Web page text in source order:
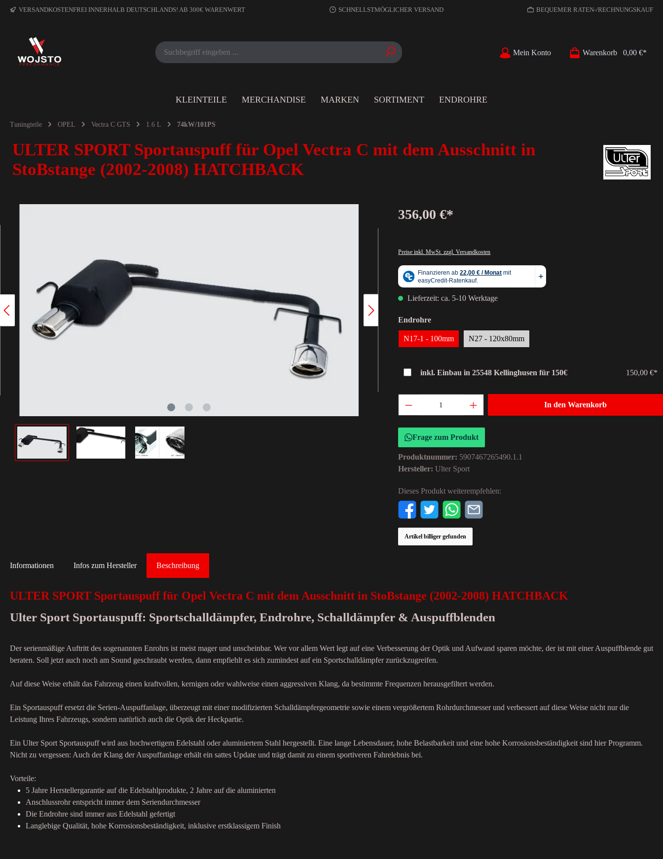
VERSANDKOSTENFREI INNERHALB DEUTSCHLANDS! AB 300€ WARENWERT SCHNELLSTMÖGLICHER VERSAND BEQUEMER RATEN-/RECHNUNGSKAUF
Mein Konto Warenkorb 0,00 €*
KLEINTEILE MERCHANDISE MARKEN SORTIMENT ENDROHRE
Tuningteile OPEL Vectra C GTS 1.6 L 74kW/101PS
ULTER SPORT Sportauspuff für Opel Vectra C mit dem Ausschnitt in
StoBstange (2002-2008) HATCHBACK
356,00 €*
Preise inkl. MwSt. zzgl. Versandkosten
Lieferzeit: ca. 5-10 Werktage
Endrohre
N17-1 - 100mm N27 - 120x80mm
inkl. Einbau in 25548 Kellinghusen für 150€ 150,00 €*
In den Warenkorb
Frage zum Produkt
Produktnummer: 5907467265490.1.1
Hersteller:Ulter Sport
Dieses Produkt weiterempfehlen:
Artikel billiger gefunden
Beschreibung
Informationen Infos zum Hersteller
ULTER SPORT Sportauspuff für Opel Vectra C mit dem Ausschnitt in StoBstange (2002-2008) HATCHBACK
Ulter Sport Sportauspuff: Sportschalldämpfer, Endrohre, Schalldämpfer & Auspuffblenden
Der serienmäßige Auftritt des sogenannten Enrohrs ist meist mager und unscheinbar. Wer vor allem Wert legt auf eine Verbesserung der Optik und Aufwand sparen möchte, der ist mit einer Auspuffblende gut
beraten. Soll jetzt auch noch am Sound geschraubt werden, dann empfiehlt es sich zumindest auf ein Sportschalldämpfer zurückzugreifen.
Auf diese Weise erhält das Fahrzeug einen kraftvollen, kernigen oder wahlweise einen aggressiven Klang, da bestimmte Frequenzen herausgefiltert werden.
Ein Sportauspuff ersetzt die Serien-Auspuffanlage, überzeugt mit einer modifizierten Schalldämpfergeometrie sowie einem vergrößertem Rohrdurchmesser und verbessert auf diese Weise nicht nur die
Leistung Ihres Fahrzeugs, sondern natürlich auch die Optik der Heckpartie.
Ein Ulter Sport Sportauspuff wird aus hochwertigem Edelstahl oder aluminiertem Stahl hergestellt. Eine lange Lebensdauer, hohe Belastbarkeit und eine hohe Korrosionsbeständigkeit sind hier Programm.
Nicht zu vergessen: Auch der Klang der Auspuffanlage erhält ein sattes Update und trägt damit zu einem sportiveren Fahrelebnis bei.
Vorteile:
5 Jahre Herstellergarantie auf die Edelstahlprodukte, 2 Jahre auf die aluminierten
Anschlussrohr entspricht immer dem Seriendurchmesser
Die Endrohre sind immer aus Edelstahl gefertigt
Langlebige Qualität, hohe Korrosionsbeständigkeit, inklusive erstklassigem Finish